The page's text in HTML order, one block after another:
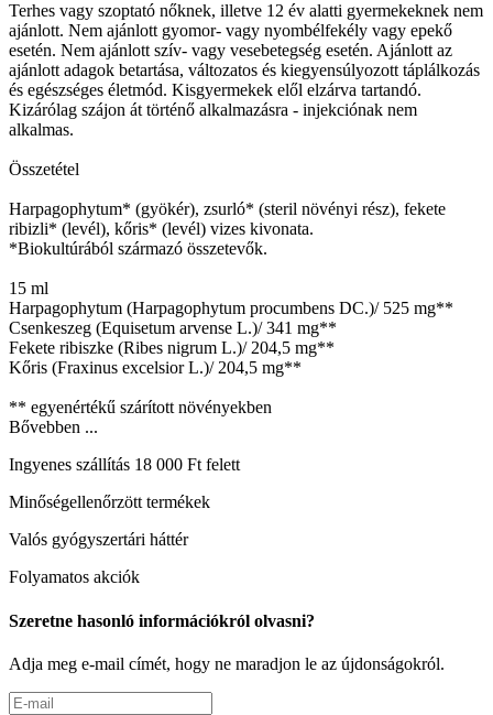
Terhes vagy szoptató nőknek, illetve 12 év alatti gyermekeknek nem
ajánlott. Nem ajánlott gyomor- vagy nyombélfekély vagy epekő
esetén. Nem ajánlott szív- vagy vesebetegség esetén. Ajánlott az
ajánlott adagok betartása, változatos és kiegyensúlyozott táplálkozás
és egészséges életmód. Kisgyermekek elől elzárva tartandó.
Kizárólag szájon át történő alkalmazásra - injekciónak nem
alkalmas.
Összetétel
Harpagophytum* (gyökér), zsurló* (steril növényi rész), fekete
ribizli* (levél), kőris* (levél) vizes kivonata.
*Biokultúrából származó összetevők.
15 ml
Harpagophytum (Harpagophytum procumbens DC.)/ 525 mg**
Csenkeszeg (Equisetum arvense L.)/ 341 mg**
Fekete ribiszke (Ribes nigrum L.)/ 204,5 mg**
Kőris (Fraxinus excelsior L.)/ 204,5 mg**
** egyenértékű szárított növényekben
Bővebben ...
Ingyenes szállítás 18 000 Ft felett
Minőségellenőrzött termékek
Valós gyógyszertári háttér
Folyamatos akciók
Szeretne hasonló információkról olvasni?
Adja meg e-mail címét, hogy ne maradjon le az újdonságokról.